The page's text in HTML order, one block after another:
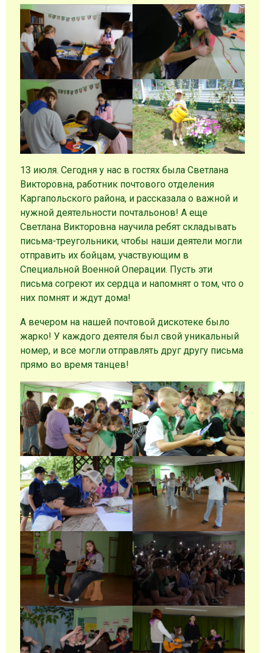
13 июля. Сегодня у нас в гостях была Светлана
Викторовна, работник почтового отделения
Каргапольского района, и рассказала о важной и
нужной деятельности почтальонов! А еще
Светлана Викторовна научила ребят складывать
письма-треугольники, чтобы наши деятели могли
отправить их бойцам, участвующим в
Специальной Военной Операции. Пусть эти
письма согреют их сердца и напомнят о том, что о
них помнят и ждут дома!
А вечером на нашей почтовой дискотеке было
жарко! У каждого деятеля был свой уникальный
номер, и все могли отправлять друг другу письма
прямо во время танцев!